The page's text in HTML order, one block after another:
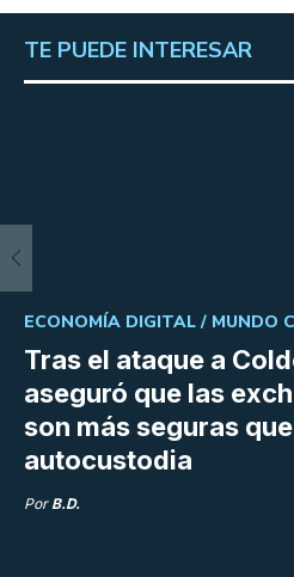
TE PUEDE INTERESAR
Tras el ataque a
aseguró que las
son más seguras
autocustodia
ECONOMÍA DIGITAL / MUNDO
Por B.D.